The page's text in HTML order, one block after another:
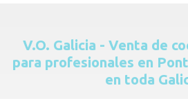
V.O. Galicia - Venta de
para profesionales en
en toda